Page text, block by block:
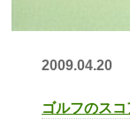
2009.04.20
ゴルフのス